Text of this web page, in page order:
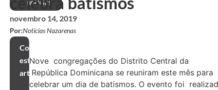
notícias
novembro 14, 2019
Por:Notícias Nazarenas
Compartilhar
este
artigo
Nove congregações do Distrito Central da
República Dominicana se reuniram este mês para
celebrar um dia de batismos. O evento foi